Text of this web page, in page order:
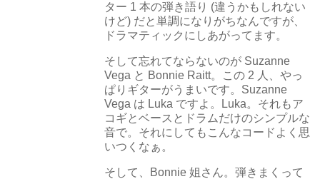
ター 1 本の弾き語り (違うかもしれない
けど) だと単調になりがちなんですが、
ドラマティックにしあがってます。
そして忘れてならないのが Suzanne
Vega と Bonnie Raitt。この 2 人、やっ
ぱりギターがうまいです。Suzanne
Vega は Luka ですよ。Luka。それもア
コギとベースとドラムだけのシンプルな
音で。それにしてもこんなコードよく思
いつくなぁ。
そして、Bonnie 姐さん。弾きまくって